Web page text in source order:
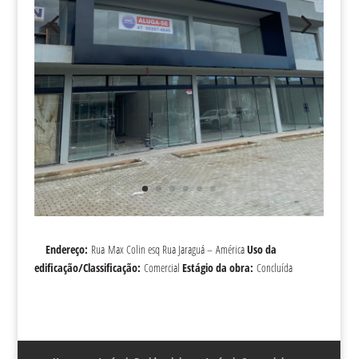
Endereço: Rua Max Colin esq Rua Jaraguá – AméricaUso da
edificação/Classificação: Comercial Estágio da obra: Concluída